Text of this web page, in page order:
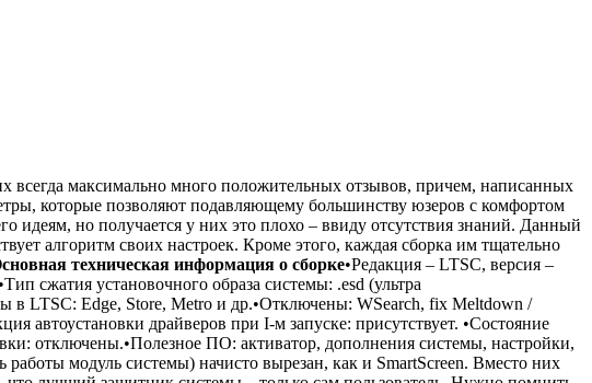
максимально много положительных отзывов, причем, написанных
которые позволяют подавляющему большинству юзеров с комфортом
идеям, но получается у них это плохо – ввиду отсутствия знаний. Данный
алгоритм своих настроек. Кроме этого, каждая сборка им тщательно
техническая информация о сборке•Редакция – LTSC, версия –
сжатия установочного образа системы: .esd (ультра
в LTSC: Edge, Store, Metro и др.•Отключены: WSearch, fix Meltdown /
автоустановки драйверов при I-м запуске: присутствует. •Состояние
отключены.•Полезное ПО: активатор, дополнения системы, настройки,
модуль системы) начисто вырезан, как и SmartScreen. Вместо них